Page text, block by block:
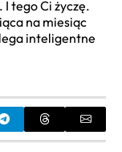
tego Ci życzę.
na miesiąc
inteligentne